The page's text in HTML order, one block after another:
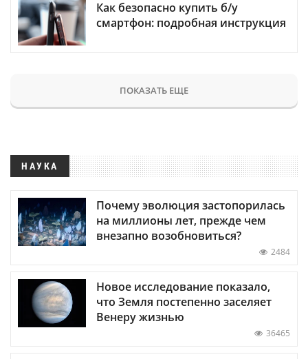
Как безопасно купить б/у
смартфон: подробная инструкция
ПОКАЗАТЬ ЕЩЕ
НАУКА
Почему эволюция застопорилась
на миллионы лет, прежде чем
внезапно возобновиться?
2484
Новое исследование показало,
что Земля постепенно заселяет
Венеру жизнью
36465